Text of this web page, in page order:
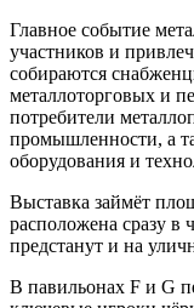
Главное событие
участников и
собираются
металлоторговых и
потребители
промышленности, а
оборудования и
Выставка займёт
расположена сразу в
предстанут и на
В павильонах F и G